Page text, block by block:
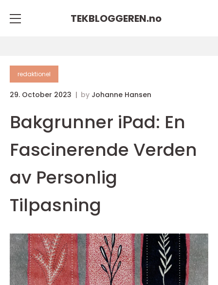
TEKBLOGGEREN.no
redaktionel
29. October 2023 by Johanne Hansen
Bakgrunner iPad: En
Fascinerende Verden
av Personlig
Tilpasning